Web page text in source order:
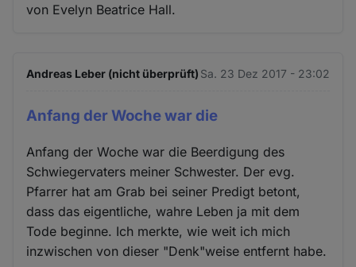
von Evelyn Beatrice Hall.
Andreas Leber (nicht überprüft) Sa. 23 Dez 2017 - 23:02
Anfang der Woche war die
Anfang der Woche war die Beerdigung des
Schwiegervaters meiner Schwester. Der evg.
Pfarrer hat am Grab bei seiner Predigt betont,
dass das eigentliche, wahre Leben ja mit dem
Tode beginne. Ich merkte, wie weit ich mich
inzwischen von dieser "Denk"weise entfernt habe.